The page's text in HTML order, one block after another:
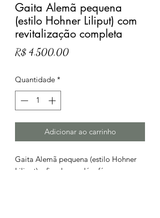
Gaita Alemã pequena
(estilo Hohner Liliput) com
revitalização completa
R$ 4.500,00Preço
Quantidade *
Adicionar ao carrinho
Gaita Alemã pequena (estilo Hohner
Liliput), afinada em dó e fá com